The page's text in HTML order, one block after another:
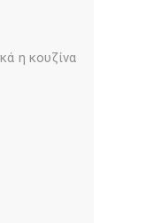
η κουζίνα